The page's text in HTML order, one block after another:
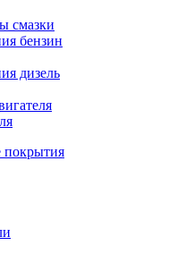
смазки
бензин
дизель
покрытия